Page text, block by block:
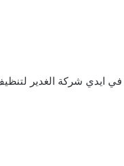
في ايدي شركة الغدير